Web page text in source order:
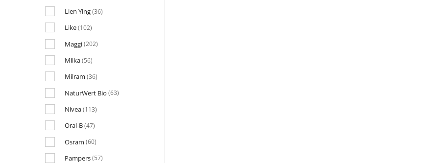
Lien Ying(36)
Like(102)
Maggi(202)
Milka(56)
Milram (36)
NaturWert Bio (63)
Nivea(113)
Oral-B(47)
Osram (60)
Pampers(57)